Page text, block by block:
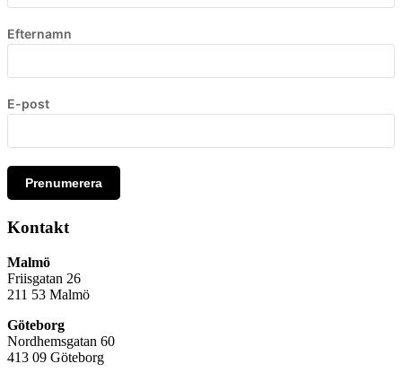
Efternamn
E-post
Prenumerera
Kontakt
Malmö
Friisgatan 26
211 53 Malmö
Göteborg
Nordhemsgatan 60
413 09 Göteborg